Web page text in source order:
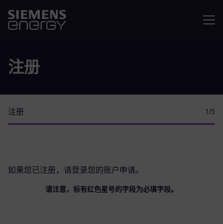
注册
注册 1 /5
如果您已注册，请登录您的账户 申请。
请注意，标有红色星号的字段为必填字段。